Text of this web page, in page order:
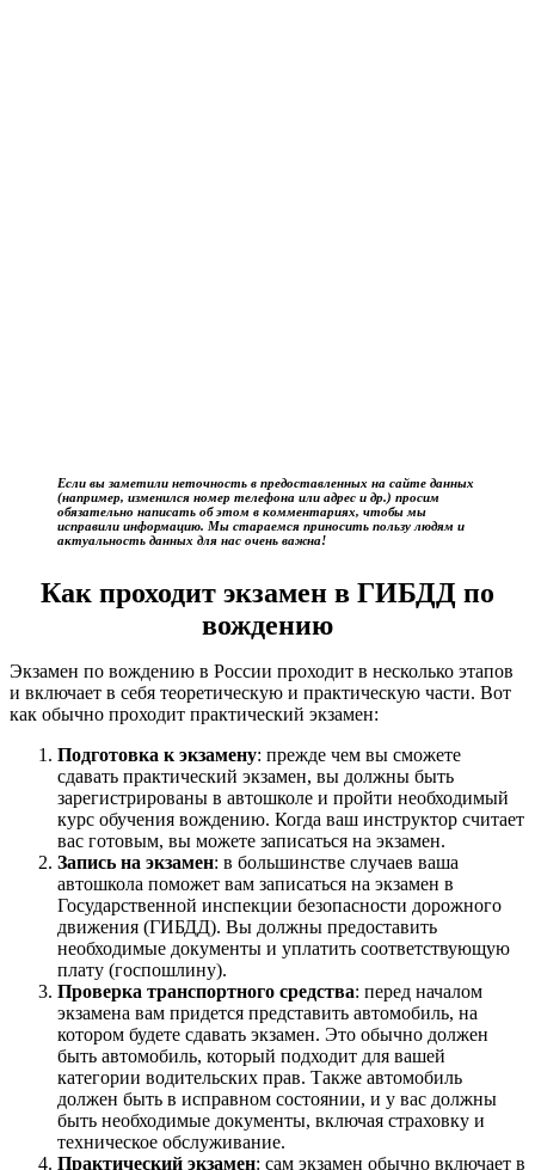
Если вы заметили неточность в предоставленных на сайте данных
(например, изменился номер телефона или адрес и др.) просим
обязательно написать об этом в комментариях, чтобы мы
исправили информацию. Мы стараемся приносить пользу людям и
актуальность данных для нас очень важна!
Как проходит экзамен в ГИБДД по
вождению
Экзамен по вождению в России проходит в несколько этапов
и включает в себя теоретическую и практическую части. Вот
как обычно проходит практический экзамен:
Подготовка к экзамену: прежде чем вы сможете
сдавать практический экзамен, вы должны быть
зарегистрированы в автошколе и пройти необходимый
курс обучения вождению. Когда ваш инструктор считает
вас готовым, вы можете записаться на экзамен.
Запись на экзамен: в большинстве случаев ваша
автошкола поможет вам записаться на экзамен в
Государственной инспекции безопасности дорожного
движения (ГИБДД). Вы должны предоставить
необходимые документы и уплатить соответствующую
плату (госпошлину).
Проверка транспортного средства: перед началом
экзамена вам придется представить автомобиль, на
котором будете сдавать экзамен. Это обычно должен
быть автомобиль, который подходит для вашей
категории водительских прав. Также автомобиль
должен быть в исправном состоянии, и у вас должны
быть необходимые документы, включая страховку и
техническое обслуживание.
Практический экзамен: сам экзамен обычно включает в